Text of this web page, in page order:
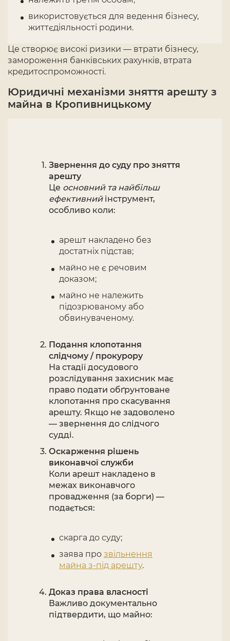
використовується для ведення бізнесу,
життєдіяльності родини.
Це створює високі ризики — втрати бізнесу,
замороження банківських рахунків, втрата
кредитоспроможності.
Юридичні механізми зняття арешту з
майна в Кропивницькому
Звернення до суду про зняття
арешту
Це основний та найбільш
ефективнийінструмент,
особливо коли:
арешт накладено без
достатніх підстав;
майно не є речовим
доказом;
майно не належить
підозрюваному або
обвинуваченому.
Подання клопотання
слідчому / прокурору
На стадії досудового
розслідування захисник має
право подати обґрунтоване
клопотання про скасування
арешту. Якщо не задоволено
— звернення до слідчого
судді.
Оскарження рішень
виконавчої служби
Коли арешт накладено в
межах виконавчого
провадження (за борги) —
подається:
скарга до суду;
заява про звільнення
майна з-під арешту.
Доказ права власності
Важливо документально
підтвердити, що майно: